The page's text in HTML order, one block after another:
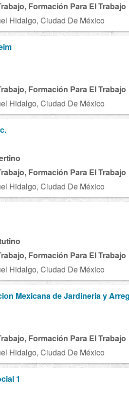
Formación Para El Trabajo
Hidalgo, Ciudad De México
Formación Para El Trabajo
Hidalgo, Ciudad De México
Formación Para El Trabajo
Hidalgo, Ciudad De México
Formación Para El Trabajo
Hidalgo, Ciudad De México
Mexicana de Jardineria y
Formación Para El Trabajo
Hidalgo, Ciudad De México
1